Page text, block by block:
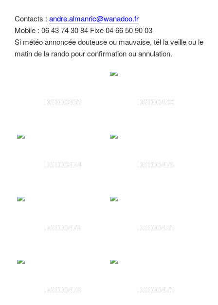
Contacts : andre.almanric@wanadoo.fr
Mobile : 06 43 74 30 84 Fixe 04 66 50 90 03
Si météo annoncée douteuse ou mauvaise, tél la veille ou le
matin de la rando pour confirmation ou annulation.
DSC00465 DSC00480
DSC00474 DSC00476
DSC00479 DSC00485
DSC00478 DSC00475